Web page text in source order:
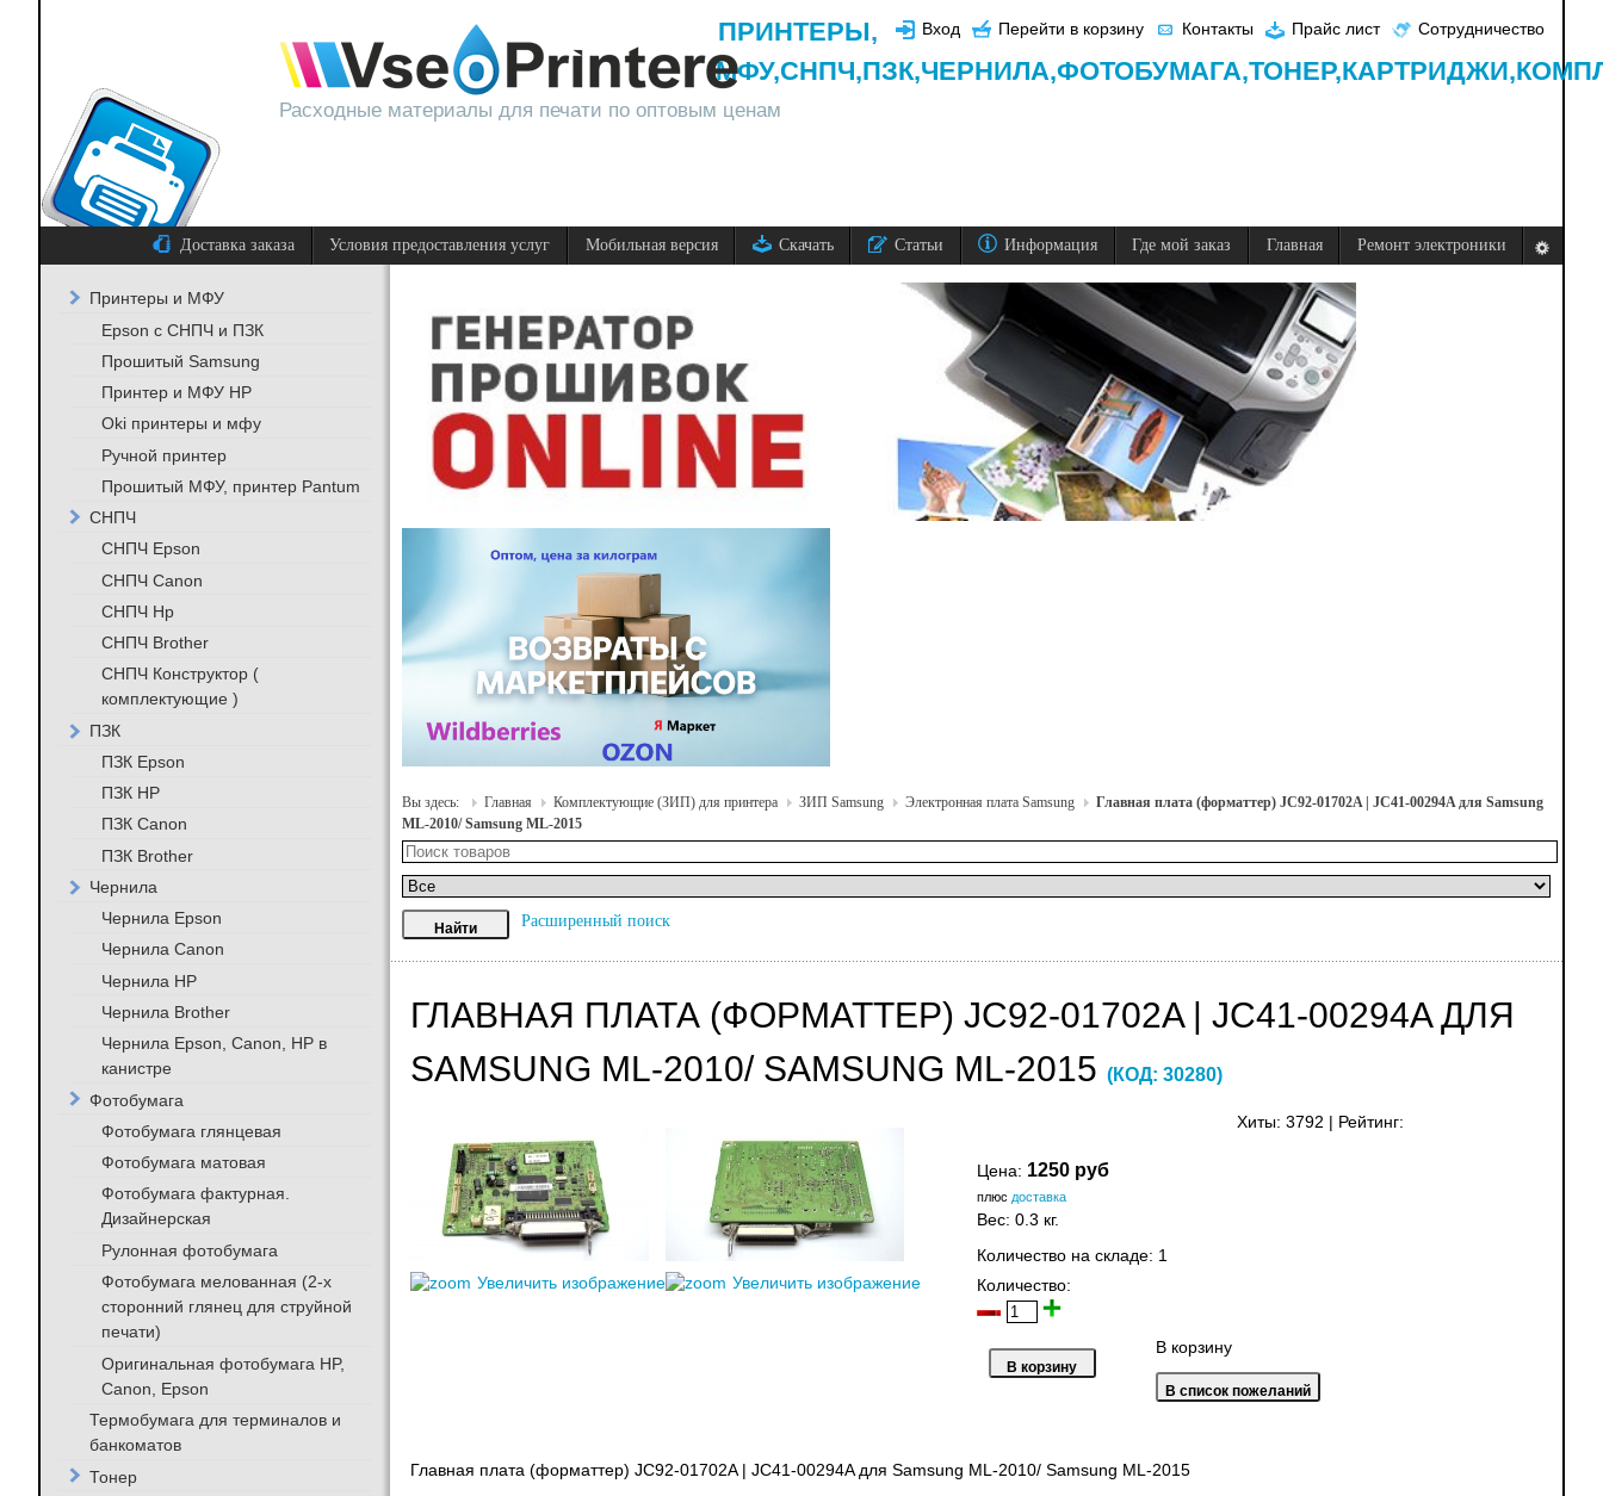
Расходные материалы для печати по оптовым ценам
Вход Перейти в корзину Контакты Прайс лист Сотрудничество
ПРИНТЕРЫ,
МФУ,СНПЧ,ПЗК,ЧЕРНИЛА,ФОТОБУМАГА,ТОНЕР,КАРТРИДЖИ,
Доставка заказа Условия предоставления услуг Мобильная версия Скачать Статьи Информация Где мой заказ Главная Ремонт электроники
Вы здесь: Главная Комплектующие (ЗИП) для принтера ЗИП Samsung Электронная плата Samsung
Главная плата (форматтер) JC92-01702A | JC41-00294A для Samsung
ML-2010/ Samsung ML-2015
Расширенный поиск
ГЛАВНАЯ ПЛАТА (ФОРМАТТЕР) JC92-01702A | JC41-00294A ДЛЯ
SAMSUNG ML-2010/ SAMSUNG ML-2015 (КОД: 30280)
Хиты: 3792 Рейтинг:
Увеличить изображение Увеличить изображение
Цена: 1250 руб
плюс доставка
Вес: 0.3 кг.
Количество на складе: 1
Количество:
В корзину
Главная плата (форматтер) JC92-01702A | JC41-00294A для Samsung ML-2010/ Samsung ML-2015
Принтеры и МФУ
Epson с СНПЧ и ПЗК
Прошитый Samsung
Принтер и МФУ HP
Oki принтеры и мфу
Ручной принтер
Прошитый МФУ, принтер Pantum
СНПЧ
СНПЧ Epson
СНПЧ Canon
СНПЧ Hp
СНПЧ Brother
СНПЧ Конструктор (
комплектующие )
ПЗК
ПЗК Epson
ПЗК HP
ПЗК Canon
ПЗК Brother
Чернила
Чернила Epson
Чернила Canon
Чернила HP
Чернила Brother
Чернила Epson, Canon, HP в
канистре
Фотобумага
Фотобумага глянцевая
Фотобумага матовая
Фотобумага фактурная.
Дизайнерская
Рулонная фотобумага
Фотобумага мелованная (2-х
сторонний глянец для струйной
печати)
Оригинальная фотобумага HP,
Canon, Epson
Термобумага для терминалов и
банкоматов
Тонер